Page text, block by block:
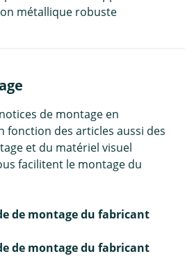
métallique robuste
de montage en
fonction des articles aussi des
et du matériel visuel
facilitent le montage du
de montage du fabricant
de montage du fabricant